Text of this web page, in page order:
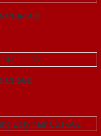
C1-a-SGD
C1-SGD